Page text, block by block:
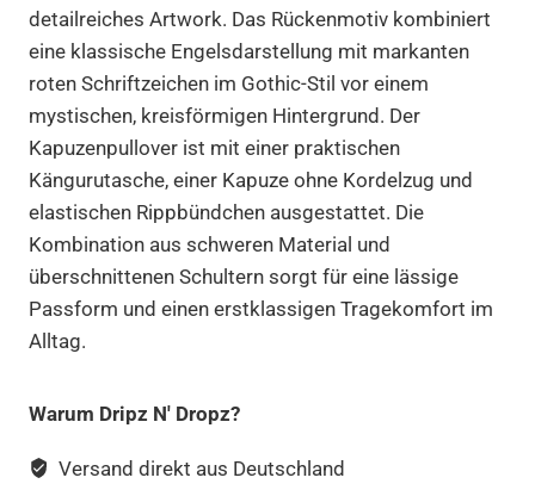
detailreiches Artwork. Das Rückenmotiv kombiniert
eine klassische Engelsdarstellung mit markanten
roten Schriftzeichen im Gothic-Stil vor einem
mystischen, kreisförmigen Hintergrund. Der
Kapuzenpullover ist mit einer praktischen
Kängurutasche, einer Kapuze ohne Kordelzug und
elastischen Rippbündchen ausgestattet. Die
Kombination aus schweren Material und
überschnittenen Schultern sorgt für eine lässige
Passform und einen erstklassigen Tragekomfort im
Alltag.
Warum Dripz N' Dropz?
Versand direkt aus Deutschland